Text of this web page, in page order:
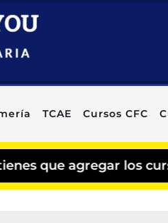
TCAE Cursos CFC
agregar los